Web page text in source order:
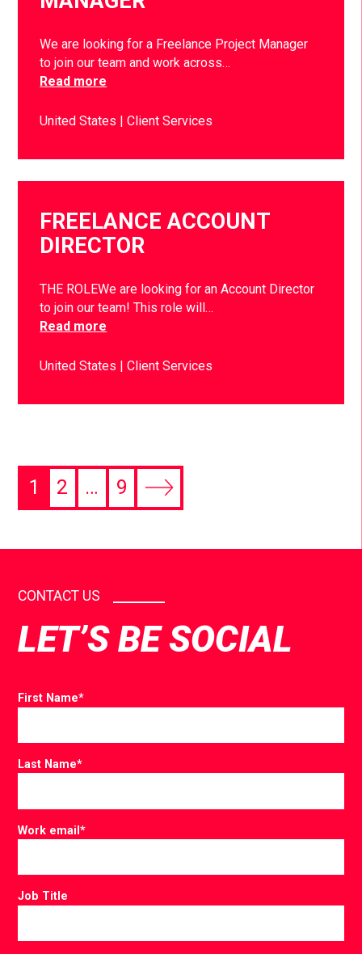
We are looking for a Freelance Project Manager
to join our team and work across…
Read more
United States Client Services
FREELANCE ACCOUNT
DIRECTOR
THE ROLEWe are looking for an Account Director
to join our team! This role will…
Read more
United States Client Services
1 2 … 9
CONTACT US
LET’S BE SOCIAL
First Name*
Last Name*
Work email*
Job Title